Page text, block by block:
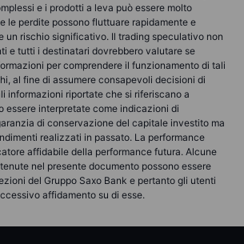
e i prodotti a leva può essere molto
le perdite possono fluttuare rapidamente e
un rischio significativo. Il trading speculativo non
e tutti i destinatari dovrebbero valutare se
per comprendere il funzionamento di tali
al fine di assumere consapevoli decisioni di
informazioni riportate che si riferiscano a
essere interpretate come indicazioni di
di conservazione del capitale investito ma
realizzati in passato. La performance
affidabile della performance futura. Alcune
nel presente documento possono essere
del Gruppo Saxo Bank e pertanto gli utenti
affidamento su di esse.